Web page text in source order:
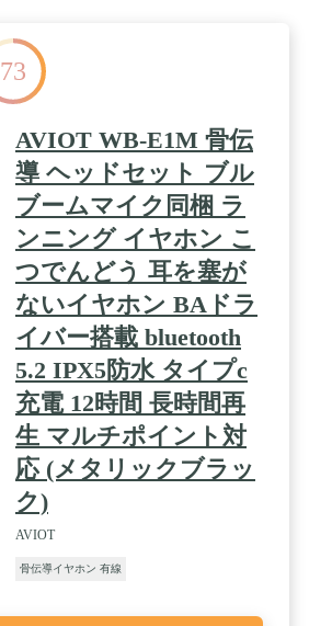
73
AVIOT WB-E1M 骨伝
導 ヘッドセット ブル
ブームマイク同梱 ラ
ンニング イヤホン こ
つでんどう 耳を塞が
ないイヤホン BAドラ
イバー搭載 bluetooth
5.2 IPX5防水 タイプc
充電 12時間 長時間再
生 マルチポイント対
応 (メタリックブラッ
ク)
AVIOT
骨伝導イヤホン 有線